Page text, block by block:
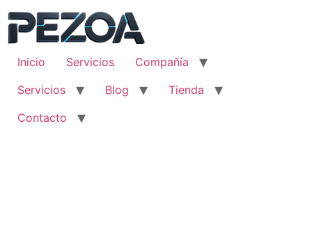
contenido
Inicio
Servicios
Compañía
Servicios
Blog
Tienda
Contacto